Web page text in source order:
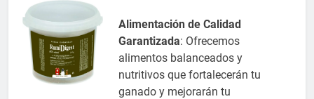
Alimentación de Calidad
Garantizada: Ofrecemos
alimentos balanceados y
nutritivos que fortalecerán tu
ganado y mejorarán tu